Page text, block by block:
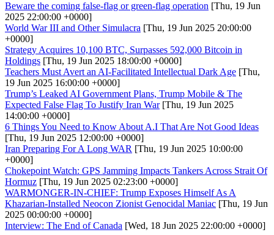
Beware the coming false-flag or green-flag operation [Thu, 19 Jun
2025 22:00:00 +0000]
World War III and Other Simulacra [Thu, 19 Jun 2025 20:00:00
+0000]
Strategy Acquires 10,100 BTC, Surpasses 592,000 Bitcoin in
Holdings [Thu, 19 Jun 2025 18:00:00 +0000]
Teachers Must Avert an AI-Facilitated Intellectual Dark Age [Thu,
19 Jun 2025 16:00:00 +0000]
Trump’s Leaked AI Government Plans, Trump Mobile & The
Expected False Flag To Justify Iran War[Thu, 19 Jun 2025
14:00:00 +0000]
6 Things You Need to Know About A.I That Are Not Good Ideas
[Thu, 19 Jun 2025 12:00:00 +0000]
Iran Preparing For A Long WAR [Thu, 19 Jun 2025 10:00:00
+0000]
Chokepoint Watch: GPS Jamming Impacts Tankers Across Strait Of
Hormuz [Thu, 19 Jun 2025 02:23:00 +0000]
WARMONGER-IN-CHIEF: Trump Exposes Himself As A
Khazarian-Installed Neocon Zionist Genocidal Maniac [Thu, 19 Jun
2025 00:00:00 +0000]
Interview: The End of Canada [Wed, 18 Jun 2025 22:00:00 +0000]